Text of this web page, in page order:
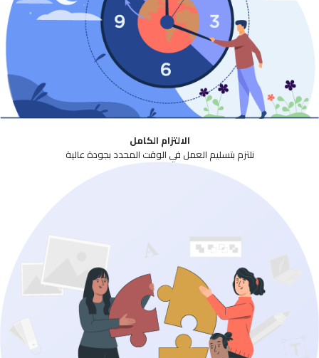
الالتزام الكامل
نلتزم بتسليم العمل في الوقت المحدد بجودة عالية